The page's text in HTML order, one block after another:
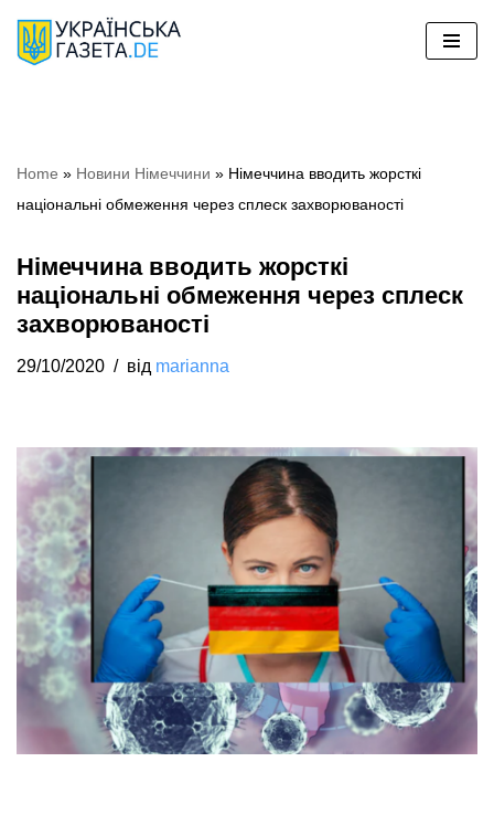
Перейти
Home » Новини Німеччини » Німеччина вводить жорсткі
національні обмеження через сплеск захворюваності
Німеччина вводить жорсткі
національні обмеження через сплеск
захворюваності
29/10/2020 від marianna